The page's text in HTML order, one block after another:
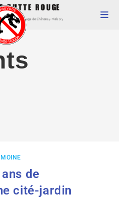
de
cité-jardin